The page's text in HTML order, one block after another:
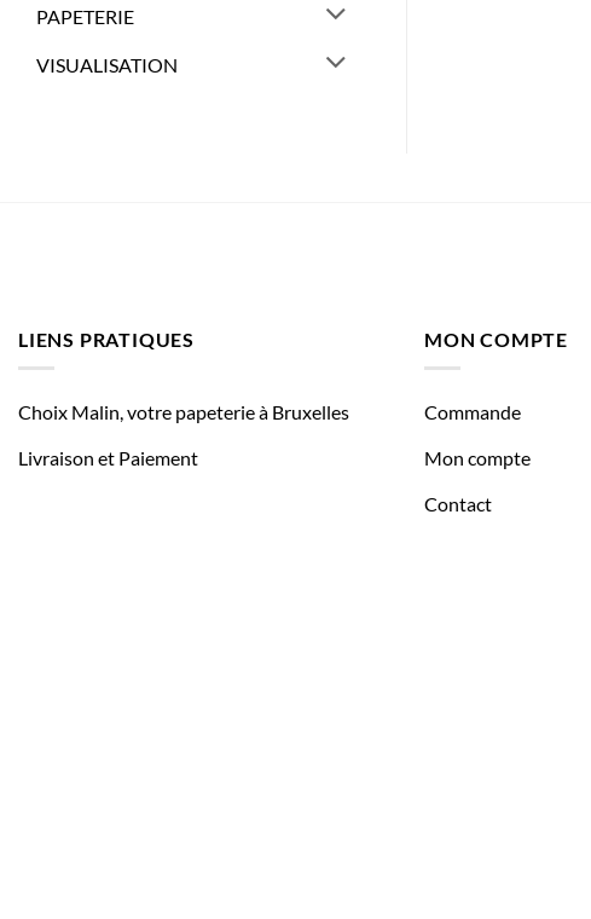
PAPETERIE
VISUALISATION
LIENS PRATIQUES
Choix Malin, votre papeterie à Bruxelles
Livraison et Paiement
MON COMPTE
Commande
Mon compte
Contact